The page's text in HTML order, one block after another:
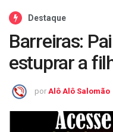
Destaque
Barreiras:
estuprar a
por Alô Alô Salomão